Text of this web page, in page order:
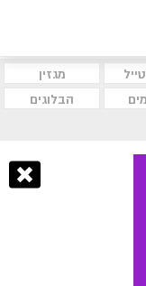
מגזין
הבלוגים